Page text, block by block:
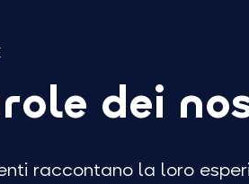
dei
raccontano la loro